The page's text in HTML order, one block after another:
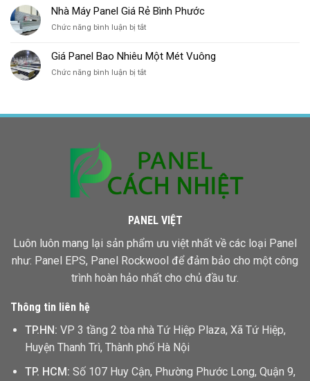
Mùa
Ở
Panel
EPS
Tôn
Á
Nhà Máy Panel Giá Rẻ Bình Phước
Chức năng bình luận bị tắtở
Máy
Panel
Giá
Giá Panel Bao Nhiêu Một Mét Vuông
Chức năng bình luận bị tắtở
Nhiêu
Vuông
PANEL VIỆT
Luôn luôn mang lại sản phẩm ưu việt nhất về các loại Panel
như: Panel EPS, Panel Rockwool để đảm bảo cho một công
trình hoàn hảo nhất cho chủ đầu tư.
Thông tin liên hệ
TP.HN: VP 3 tầng 2 tòa nhà Tứ Hiệp Plaza, Xã Tứ Hiệp,
Huyện Thanh Trì, Thành phố Hà Nội
TP. HCM: Số 107 Huy Cận, Phường Phước Long, Quận 9,